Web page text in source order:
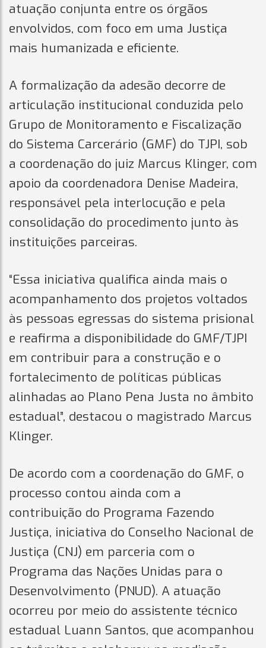
atuação conjunta entre os órgãos
envolvidos, com foco em uma Justiça
mais humanizada e eficiente.
A formalização da adesão decorre de
articulação institucional conduzida pelo
Grupo de Monitoramento e Fiscalização
do Sistema Carcerário (GMF) do TJPI, sob
a coordenação do juiz Marcus Klinger, com
apoio da coordenadora Denise Madeira,
responsável pela interlocução e pela
consolidação do procedimento junto às
instituições parceiras.
“Essa iniciativa qualifica ainda mais o
acompanhamento dos projetos voltados
às pessoas egressas do sistema prisional
e reafirma a disponibilidade do GMF/TJPI
em contribuir para a construção e o
fortalecimento de políticas públicas
alinhadas ao Plano Pena Justa no âmbito
estadual”, destacou o magistrado Marcus
Klinger.
De acordo com a coordenação do GMF, o
processo contou ainda com a
contribuição do Programa Fazendo
Justiça, iniciativa do Conselho Nacional de
Justiça (CNJ) em parceria com o
Programa das Nações Unidas para o
Desenvolvimento (PNUD). A atuação
ocorreu por meio do assistente técnico
estadual Luann Santos, que acompanhou